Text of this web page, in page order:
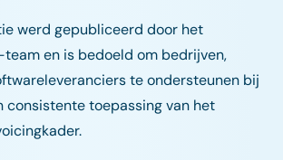
werd gepubliceerd door het
team en is bedoeld om bedrijven,
te ondersteunen bij
consistente toepassing van het